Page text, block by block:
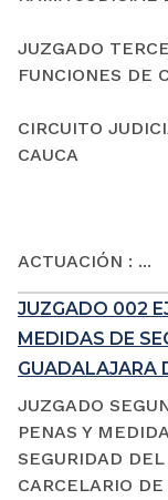
JUZGADO
FUNCIONES DE
CIRCUITO
CAUCA
ACTUACIÓN : ...
JUZGADO 002
MEDIDAS DE
GUADALAJARA
JUZGADO
PENAS Y
SEGURIDAD
CARCELARIO DE